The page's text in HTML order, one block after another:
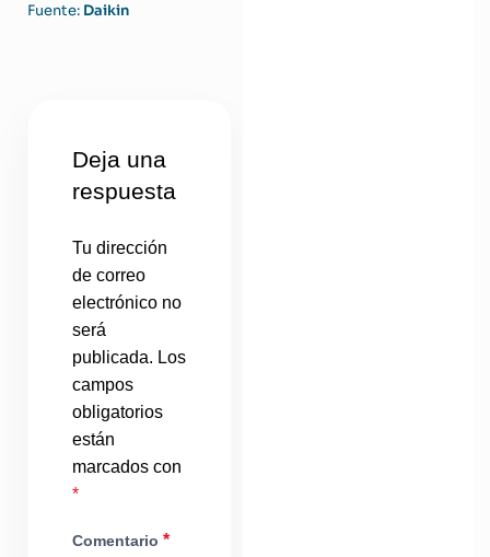
Fuente: Daikin
Deja una
respuesta
Tu dirección
de correo
electrónico no
será
publicada. Los
campos
obligatorios
están
marcados con
*
Comentario *